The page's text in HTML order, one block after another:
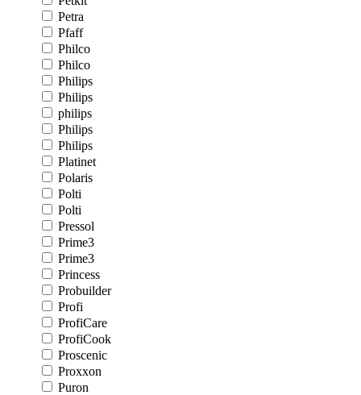
Petra
Pfaff
Philco
Philco
Philips
Philips
philips
Philips
Philips
Platinet
Polaris
Polti
Polti
Pressol
Prime3
Prime3
Princess
Probuilder
Profi
ProfiCare
ProfiCook
Proscenic
Proxxon
Puron